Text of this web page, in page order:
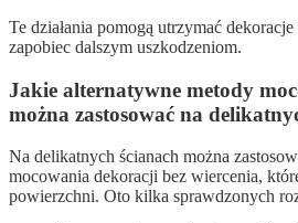
Te działania pomogą utrzymać
zapobiec dalszym uszkodzeniom.
Jakie alternatywne metody
można zastosować na
Na delikatnych ścianach można
mocowania dekoracji bez wiercenia,
powierzchni. Oto kilka sprawdzonych